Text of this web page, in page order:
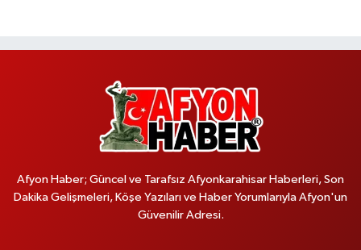
Afyon Haber; Güncel ve Tarafsız Afyonkarahisar Haberleri, Son
Dakika Gelişmeleri, Köşe Yazıları ve Haber Yorumlarıyla Afyon'un
Güvenilir Adresi.